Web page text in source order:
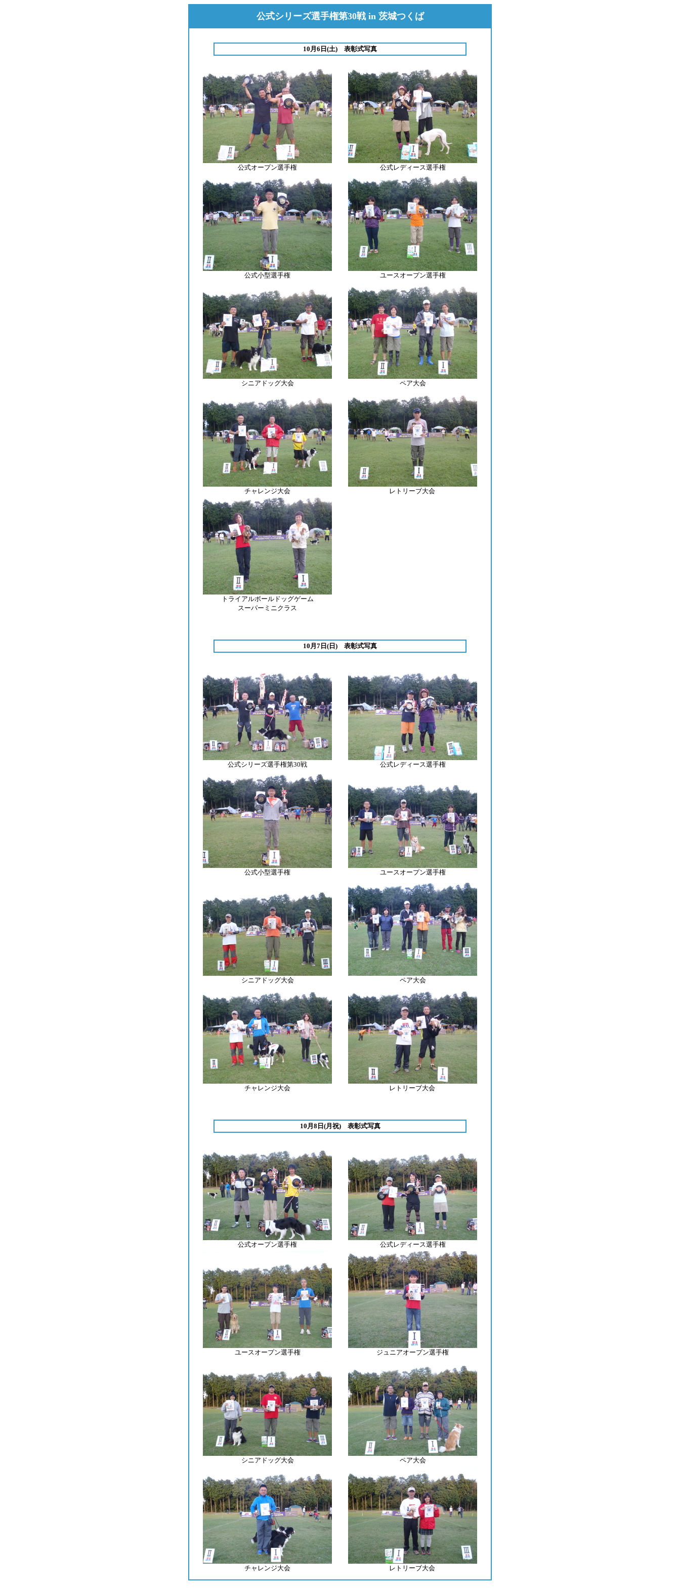
公式シリーズ選手権第30戦 in 茨城つくば
10月6日(土) 表彰式写真
公式オープン選手権 公式レディース選手権
公式小型選手権 ユースオープン選手権
シニアドッグ大会 ペア大会
チャレンジ大会 レトリーブ大会
トライアルボールドッグゲーム
スーパーミニクラス
10月7日(日) 表彰式写真
公式シリーズ選手権第30戦 公式レディース選手権
公式小型選手権 ユースオープン選手権
シニアドッグ大会 ペア大会
チャレンジ大会 レトリーブ大会
10月8日(月祝) 表彰式写真
公式オープン選手権 公式レディース選手権
ユースオープン選手権 ジュニアオープン選手権
シニアドッグ大会 ペア大会
チャレンジ大会 レトリーブ大会